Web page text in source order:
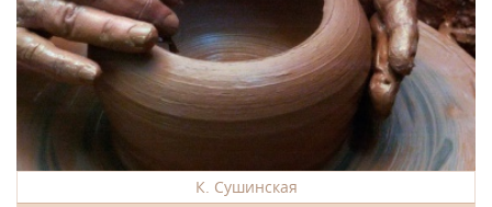
К. Сушинская